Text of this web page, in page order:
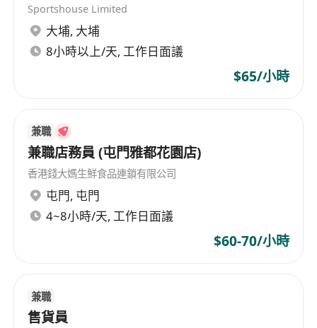
Sportshouse Limited
大埔, 大埔
8小時以上/天, 工作日面議
$65/小時
兼職
兼職店務員 (屯門雅都花園店)
香港錢大媽生鮮食品連鎖有限公司
屯門, 屯門
4~8小時/天, 工作日面議
$60-70/小時
兼職
售貨員